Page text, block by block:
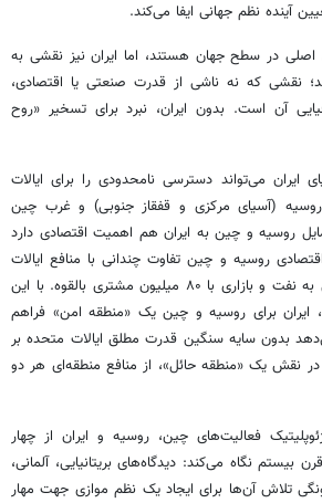
آینده نظم جهانی ایفا می‌کند.
اصلی در سطح جهان هستند، اما ایران نیز نقشی به
نقشی که نه ناشی از قدرت صنعتی یا اقتصادی،
آن است. بدون ایران، نبرد برای تسخیر «روح
ایران می‌تواند دسترسی نامحدودی را برای ایالات
(آسیای مرکزی و قفقاز جنوبی) و غرب چین
روسیه و چین به ایران هم اهمیت اقتصادی دارد
روسیه و چین تفاوت چندانی با منافع ایالات
متحده ندارد؛ یعنی دسترسی به نفت و بازاری با ۸۰ میلیون مشتری بالقوه. با این
ایران برای روسیه و چین یک «منطقه امن» فراهم
بدون سایه سنگین قدرت مطلق ایالات متحده بر
نقش یک «منطقه حائل»، از منافع منطقه‌ای هر دو
فعالیت‌های چین، روسیه و ایران از چهار
بیستم نگاه می‌کند: دیدگاه‌های بریتانیایی، آلمانی،
تلاش آن‌ها برای ایجاد یک نظم موازی جهت مهار